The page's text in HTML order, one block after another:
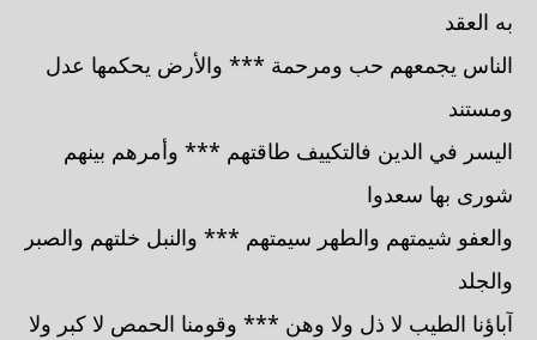
به العقد
الناس يجمعهم حب ومرحمة *** والأرض يحكمها عدل
ومستند
اليسر في الدين فالتكييف طاقتهم *** وأمرهم بينهم
شورى بها سعدوا
والعفو شيمتهم والطهر سيمتهم *** والنبل خلتهم والصبر
والجلد
آباؤنا الطيب لا ذل ولا وهن *** وقومنا الحمص لا كبر ولا